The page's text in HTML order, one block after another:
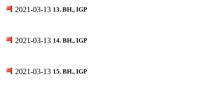
2021-03-13 13. BH., IGP
2021-03-13 14. BH., IGP
2021-03-13 15. BH., IGP